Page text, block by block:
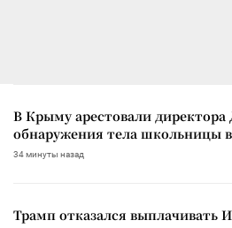
В Крыму арестовали директора ДК
обнаружения тела школьницы в
34 минуты назад
Трамп отказался выплачивать